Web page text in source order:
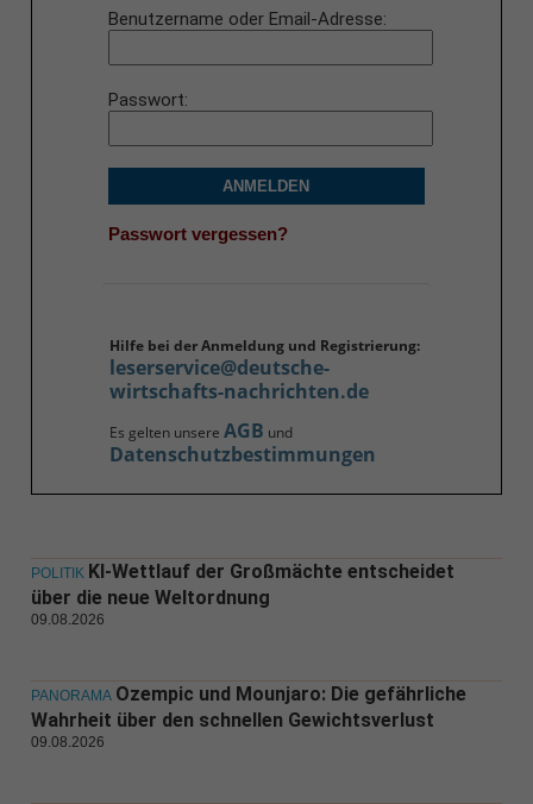
Benutzername oder Email-Adresse
Passwort
ANMELDEN
Passwort vergessen?
Hilfe bei der Anmeldung und Registrierung:
leserservice@deutsche-
wirtschafts-nachrichten.de
Es gelten unsere AGB und
Datenschutzbestimmungen
POLITIK KI-Wettlauf der Großmächte entscheidet
über die neue Weltordnung
09.08.2026
PANORAMA Ozempic und Mounjaro: Die gefährliche
Wahrheit über den schnellen Gewichtsverlust
09.08.2026